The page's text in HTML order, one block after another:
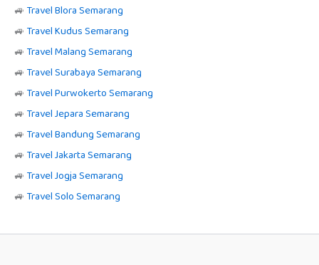
🚙 Travel Blora Semarang
🚙 Travel Kudus Semarang
🚙 Travel Malang Semarang
🚙 Travel Surabaya Semarang
🚙 Travel Purwokerto Semarang
🚙 Travel Jepara Semarang
🚙 Travel Bandung Semarang
🚙 Travel Jakarta Semarang
🚙 Travel Jogja Semarang
🚙 Travel Solo Semarang